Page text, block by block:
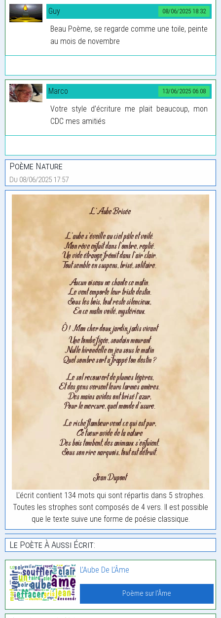
08/06/2025 18:32
Guy
Beau Poème, se regarde comme une toile, peinte
au mois de novembre
13/06/2025 06:08
Marco
Votre style d’écriture me plait beaucoup, mon
CDC mes amitiés
Poème Nature
Du 08/06/2025 17:57
L'écrit contient 134 mots qui sont répartis dans 5 strophes.
Toutes les strophes sont composés de 4 vers. Il est possible
que le texte suive une forme de poésie classique.
Le Poète À Aussi Écrit:
L’Aube De L’Âme
Poème sur l'Âme